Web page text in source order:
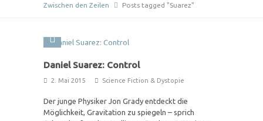
Zwischen den Zeilen Posts tagged "Suarez"
Daniel Suarez: Control
2. Mai 2015 Science Fiction & Dystopie
Der junge Physiker Jon Grady entdeckt die
Möglichkeit, Gravitation zu spiegeln – sprich